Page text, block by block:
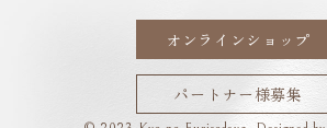
オンラインショップ
パートナー様募集